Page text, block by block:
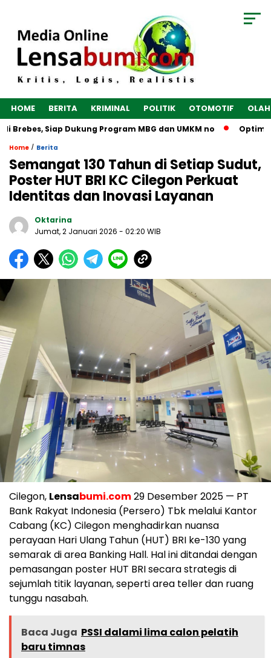
HOME BERITA KRIMINAL POLITIK OTOMOTIF
Siap Dukung Program MBG dan UMKM no
Home / Berita
Semangat 130 Tahun di Setiap Sudut,
Poster HUT BRI KC Cilegon Perkuat
Identitas dan Inovasi Layanan
Oktarina
Jumat, 2 Januari 2026 - 02:20 WIB
Cilegon, Lensabumi.com29 Desember 2025 — PT
Bank Rakyat Indonesia (Persero) Tbk melalui Kantor
Cabang (KC) Cilegon menghadirkan nuansa
perayaan Hari Ulang Tahun (HUT) BRI ke-130 yang
semarak di area Banking Hall. Hal ini ditandai dengan
pemasangan poster HUT BRI secara strategis di
sejumlah titik layanan, seperti area teller dan ruang
tunggu nasabah.
Baca Juga PSSI dalami lima calon pelatih
baru timnas